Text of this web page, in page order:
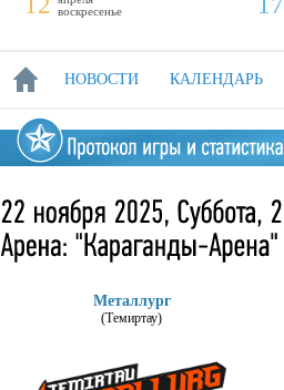
воскресенье
НОВОСТИ КАЛЕНДАРЬ
Металлург
(Темиртау)